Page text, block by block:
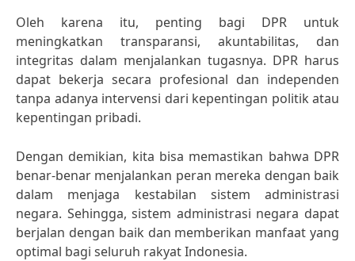
Oleh karena itu, penting bagi DPR untuk
meningkatkan transparansi, akuntabilitas, dan
integritas dalam menjalankan tugasnya. DPR harus
dapat bekerja secara profesional dan independen
tanpa adanya intervensi dari kepentingan politik atau
kepentingan pribadi.
Dengan demikian, kita bisa memastikan bahwa DPR
benar-benar menjalankan peran mereka dengan baik
dalam menjaga kestabilan sistem administrasi
negara. Sehingga, sistem administrasi negara dapat
berjalan dengan baik dan memberikan manfaat yang
optimal bagi seluruh rakyat Indonesia.